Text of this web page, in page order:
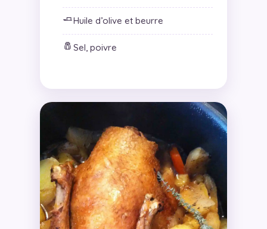
🧈Huile d’olive et beurre
🧂 Sel, poivre